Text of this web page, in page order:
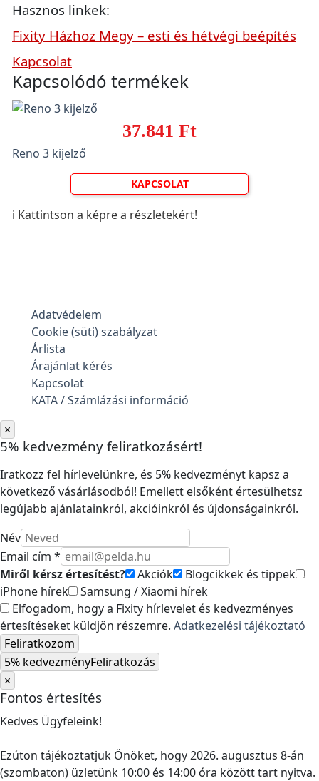
Hasznos linkek:
Fixity Házhoz Megy – esti és hétvégi beépítés
Kapcsolat
Kapcsolódó termékek
37.841 Ft
Reno 3 kijelző
KAPCSOLAT
ℹ️ Kattintson a képre a részletekért!
Adatvédelem
Cookie (süti) szabályzat
Árlista
Árajánlat kérés
Kapcsolat
KATA / Számlázási információ
×
5% kedvezmény feliratkozásért!
Iratkozz fel hírlevelünkre, és 5% kedvezményt kapsz a
következő vásárlásodból! Emellett elsőként értesülhetsz
legújabb ajánlatainkról, akcióinkról és újdonságainkról.
Név
Email cím *
Miről kérsz értesítést?
Akciók
Blogcikkek és tippek
iPhone hírek
Samsung / Xiaomi hírek
Elfogadom, hogy a Fixity hírlevelet és kedvezményes
értesítéseket küldjön részemre. Adatkezelési tájékoztató
Feliratkozom
5% kedvezményFeliratkozás
×
Fontos értesítés
Kedves Ügyfeleink!
Ezúton tájékoztatjuk Önöket, hogy 2026. augusztus 8-án
(szombaton) üzletünk 10:00 és 14:00 óra között tart nyitva.